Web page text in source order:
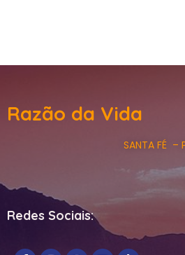
Razão da Vida
SANTA FÉ –
Redes Sociais: